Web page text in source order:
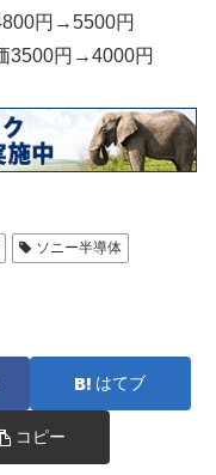
円→5500円
3500円→4000円
ソニー半導体
はてブ
コピー